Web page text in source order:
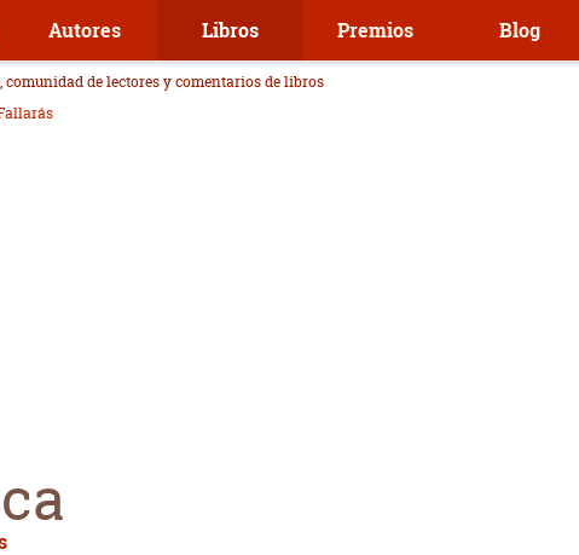
Autores Libros Premios Blog
comunidad de lectores y comentarios de libros